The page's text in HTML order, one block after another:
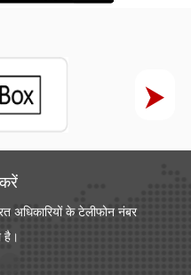
अधिकारियों के टेलीफोन नंबर
है।